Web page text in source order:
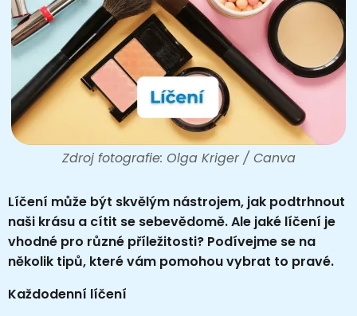
Zdroj fotografie: Olga Kriger / Canva
Líčení může být skvělým nástrojem, jak podtrhnout
naši krásu a cítit se sebevědomě. Ale jaké líčení je
vhodné pro různé příležitosti? Podívejme se na
několik tipů, které vám pomohou vybrat to pravé.
Každodenní líčení